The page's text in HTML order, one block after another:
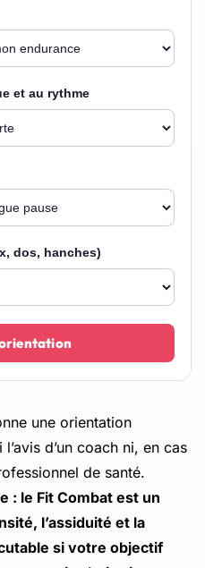
et au rythme
dos, hanches)
une orientation
d’un coach ni, en cas
de santé.
: le Fit Combat est un
l’assiduité et la
si votre objectif